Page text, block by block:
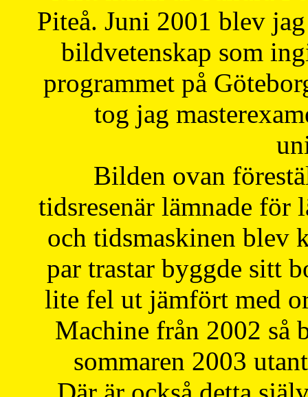
Piteå. Juni 2001 blev
bildvetenskap som
programmet på
tog jag
Bilden ovan
tidsresenär lämnade för
och tidsmaskinen blev
par trastar byggde sitt
lite fel ut jämfört med
Machine från 2002 så
sommaren 2003